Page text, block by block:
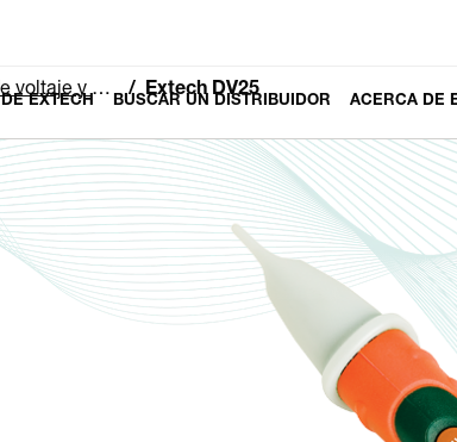
EXTECH BUSCAR UN DISTRIBUIDOR ACERCA DE
y corriente Extech DV25